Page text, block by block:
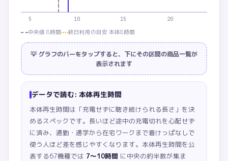
5 10 15
20
中央値 8時間
終日利用の目安 本体8時間
💡 グラフのバーをタップすると、下にその区間の商品一覧が
表示されます
データで読む: 本体再生時間
本体再生時間は「充電せずに聴き続けられる長さ」を決
めるスペックです。長いほど途中の充電切れを心配せず
に済み、通勤・通学から在宅ワークまで着けっぱなしで
使う人ほど差を感じやすくなります。 本体再生時間を公
表する67機種では 7〜10時間 に中央の約半数が集ま